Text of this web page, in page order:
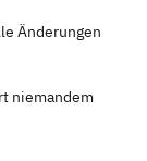
Änderungen
niemandem